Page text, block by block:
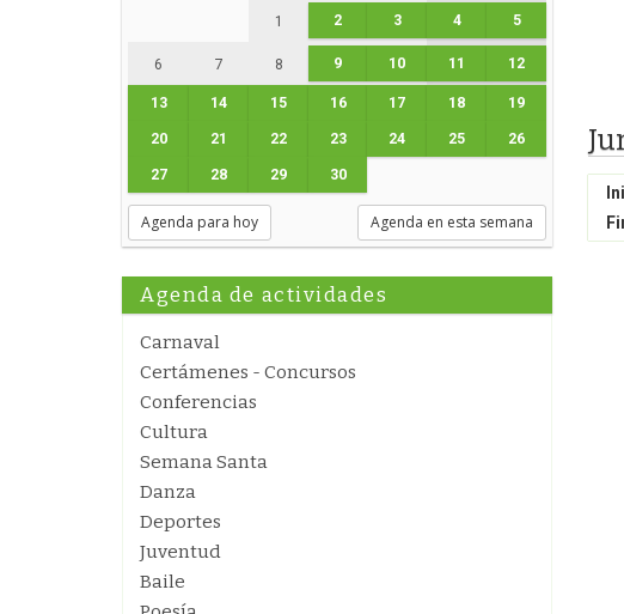
1 2 3 4 5
6 7 8 9 10 11 12
13 14 15 16 17 18 19
20 21 22 23 24 25 26
27 28 29 30
Agenda para hoy Agenda en esta semana
Agenda de actividades
Carnaval
Certámenes - Concursos
Conferencias
Cultura
Semana Santa
Danza
Deportes
Juventud
Baile